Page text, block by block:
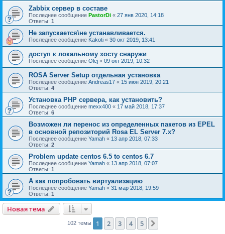
Zabbix сервер в составе
Последнее сообщение PastorDi « 27 янв 2020, 14:18
Ответы: 1
Не запускается\не устанавливается.
Последнее сообщение Kakoti « 30 окт 2019, 13:41
доступ к локальному хосту снаружи
Последнее сообщение Olej « 09 окт 2019, 10:32
ROSA Server Setup отдельная установка
Последнее сообщение Andreas17 « 15 июн 2019, 20:21
Ответы: 4
Установка PHP сервера, как установить?
Последнее сообщение mexx400 « 17 май 2018, 17:37
Ответы: 6
Возможен ли перенос из определенных пакетов из EPEL
в основной репозиторий Rosa EL Server 7.x?
Последнее сообщение Yamah « 13 апр 2018, 07:33
Ответы: 2
Problem update centos 6.5 to centos 6.7
Последнее сообщение Yamah « 13 апр 2018, 07:07
Ответы: 1
А как попробовать виртуализацию
Последнее сообщение Yamah « 31 мар 2018, 19:59
Ответы: 1
Новая тема
102 темы 1 2 3 4 5